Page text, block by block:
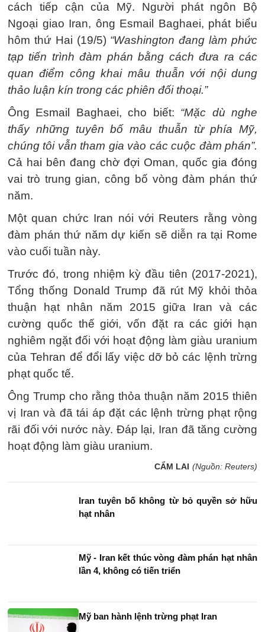
cách tiếp cận của Mỹ. Người phát ngôn Bộ
Ngoại giao Iran, ông Esmail Baghaei, phát biểu
hôm thứ Hai (19/5) “Washington đang làm phức
tạp tiến trình đàm phán bằng cách đưa ra các
quan điểm công khai mâu thuẫn với nội dung
thảo luận kín trong các phiên đối thoại.”
Ông Esmail Baghaei, cho biết: “Mặc dù nghe
thấy những tuyên bố mâu thuẫn từ phía Mỹ,
chúng tôi vẫn tham gia vào các cuộc đàm phán”.
Cả hai bên đang chờ đợi Oman, quốc gia đóng
vai trò trung gian, công bố vòng đàm phán thứ
năm.
Một quan chức Iran nói với Reuters rằng vòng
đàm phán thứ năm dự kiến ​​sẽ diễn ra tại Rome
vào cuối tuần này.
Trước đó, trong nhiệm kỳ đầu tiên (2017-2021),
Tổng thống Donald Trump đã rút Mỹ khỏi thỏa
thuận hạt nhân năm 2015 giữa Iran và các
cường quốc thế giới, vốn đặt ra các giới hạn
nghiêm ngặt đối với hoạt động làm giàu uranium
của Tehran để đổi lấy việc dỡ bỏ các lệnh trừng
phạt quốc tế.
Ông Trump cho rằng thỏa thuận năm 2015 thiên
vị Iran và đã tái áp đặt các lệnh trừng phạt rộng
rãi đối với nước này. Đáp lại, Iran đã tăng cường
hoạt động làm giàu uranium.
CẨM LAI (Nguồn: Reuters)
Iran tuyên bố không từ bỏ quyền sở hữu
hạt nhân
Mỹ - Iran kết thúc vòng đàm phán hạt nhân
lần 4, không có tiến triển
Mỹ ban hành lệnh trừng phạt Iran